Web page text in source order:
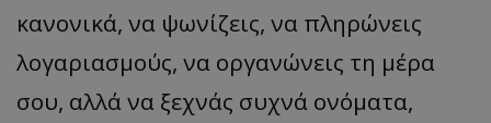
κανονικά, να ψωνίζεις, να πληρώνεις
λογαριασμούς, να οργανώνεις τη μέρα
σου, αλλά να ξεχνάς συχνά ονόματα,